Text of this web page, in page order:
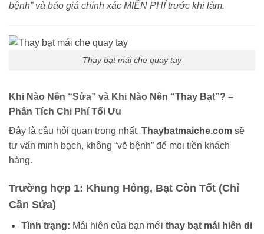
bệnh” và báo giá chính xác MIỄN PHÍ trước khi làm.
Thay bạt mái che quay tay
Khi Nào Nên “Sửa” và Khi Nào Nên “Thay Bạt”? –
Phân Tích Chi Phí Tối Ưu
Đây là câu hỏi quan trọng nhất. Thaybatmaiche.com sẽ
tư vấn minh bạch, không “vẽ bệnh” để moi tiền khách
hàng.
Trường hợp 1: Khung Hỏng, Bạt Còn Tốt (Chỉ
Cần Sửa)
Tình trạng: Mái hiên của bạn mới thay bạt mái hiên di